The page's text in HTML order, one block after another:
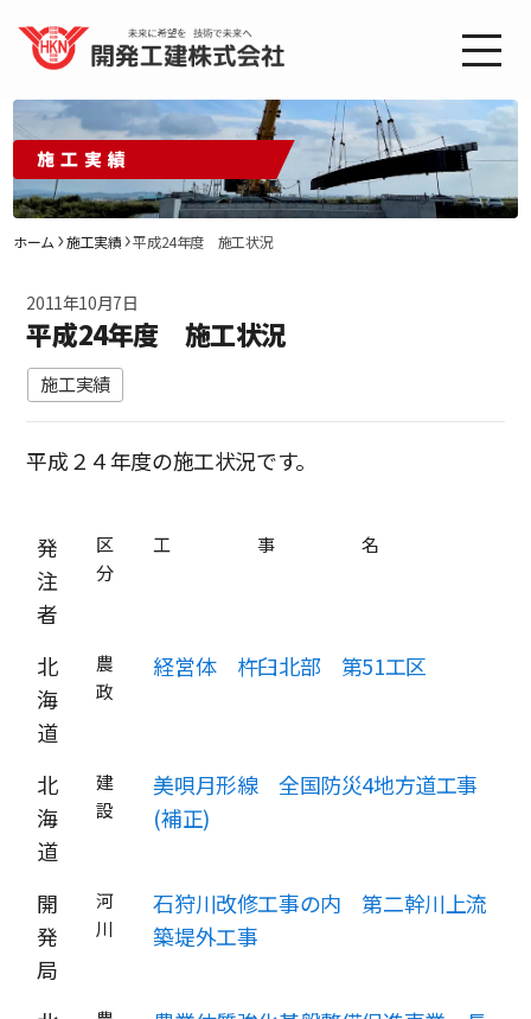
施工実績
ホーム 施工実績 平成24年度 施工状況
2011年10月7日
平成24年度 施工状況
施工実績
平成２４年度の施工状況です。
発
注
者
区
分
工 事 名
北
海
道
農
政
経営体 杵臼北部 第51工区
北
海
道
建
設
美唄月形線 全国防災4地方道工事
(補正)
開
発
局
河
川
石狩川改修工事の内 第二幹川上流
築堤外工事